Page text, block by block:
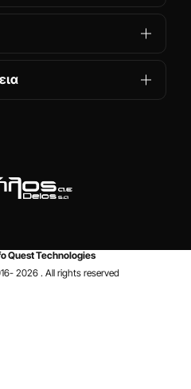
Quest Technologies
2026. All rights reserved